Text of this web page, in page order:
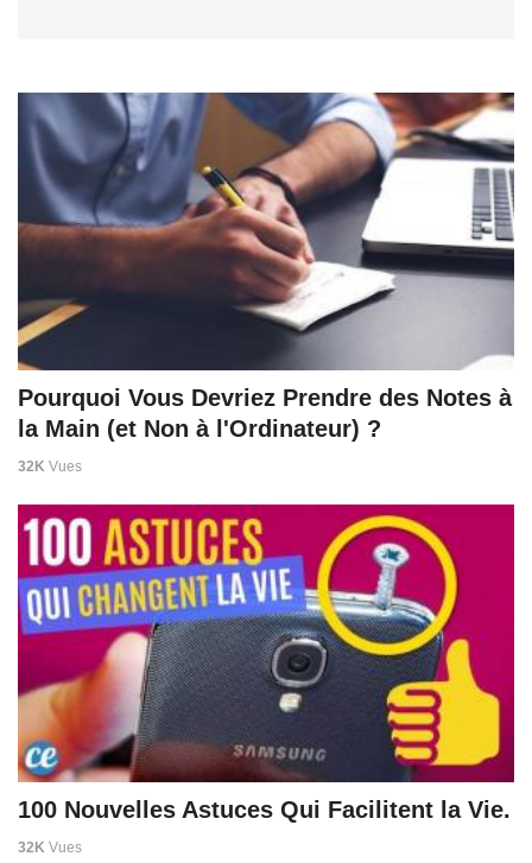
Pourquoi Vous Devriez Prendre des Notes à
la Main (et Non à l'Ordinateur) ?
32K Vues
100 Nouvelles Astuces Qui Facilitent la Vie.
32K Vues